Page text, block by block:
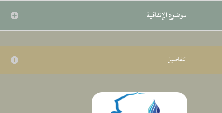
موضوع الإتفاقية
التفاصيل